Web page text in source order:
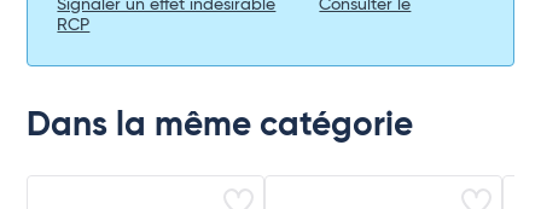
Signaler un effet indésirable
Consulter le
RCP
Dans la même catégorie